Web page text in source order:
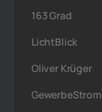
163 Grad
LichtBlick
Oliver Krüger
GewerbeStrom